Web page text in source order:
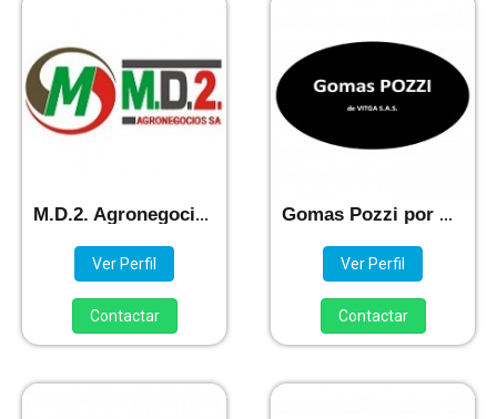
M.D.2. Agronegocios S.A.
Ver Perfil
Contactar
Gomas Pozzi por Vitga SAS
Ver Perfil
Contactar